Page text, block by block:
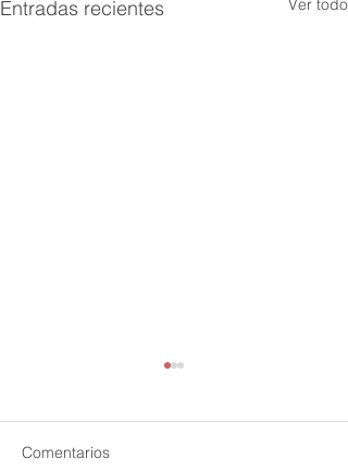
Entradas recientes Ver todo
Comentarios